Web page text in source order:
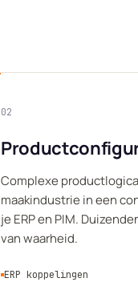
02
Complexe
maakindustrie in een
je ERP en PIM.
van waarheid.
ERP koppelingen